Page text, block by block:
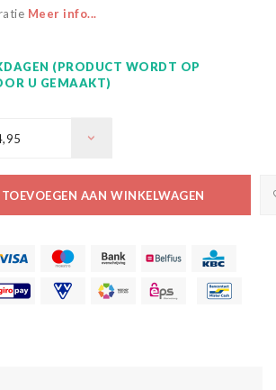
Meer info...
(PRODUCT WORDT OP
U GEMAAKT)
TOEVOEGEN AAN WINKELWAGEN